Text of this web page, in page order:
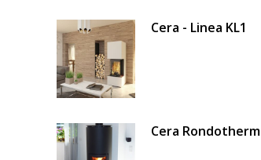
Cera - Linea KL1
Cera Rondotherm